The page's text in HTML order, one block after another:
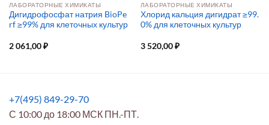
ЛАБОРАТОРНЫЕ ХИМИКАТЫ
Дигидрофосфат натрия BioPe
rf ≥99% для клеточных культур
2 061,00₽
ЛАБОРАТОРНЫЕ ХИМИКАТЫ
Хлорид кальция дигидрат ≥99.
0% для клеточных культур
3 520,00₽
+7(495) 849-29-70
С 10:00 до 18:00 МСК ПН.-ПТ.